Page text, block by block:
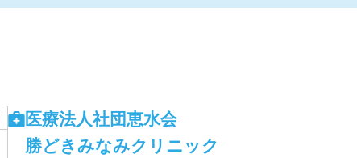
医療法人社団恵水会
勝どきみなみクリニック